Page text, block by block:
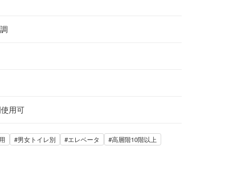
用可
#男女トイレ別 #エレベータ #高層階10階以上